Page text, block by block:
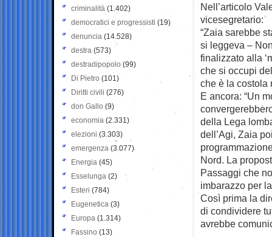
Nell’articolo
vicesegretario:
“Zaia sarebbe
si leggeva –
finalizzato alla
che si occupi
che è la costola
E ancora: “Un
della Lega
dell’Agi, Zaia
Nord. La
Passaggi che
imbarazzo per
Così prima la
di condividere
avrebbe
criminalità (1.402)
democratici e progressisti (19)
denuncia (14.528)
destra (573)
destradipopolo (99)
Di Pietro (101)
Diritti civili (276)
don Gallo (9)
economia (2.331)
elezioni (3.303)
emergenza (3.077)
Energia (45)
Esselunga (2)
Esteri (784)
Eugenetica (3)
Europa (1.314)
Fassino (13)